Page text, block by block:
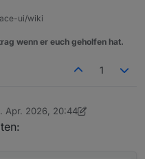
ui/wiki
wenn er euch geholfen hat.
1
Apr. 2026, 20:44
SmartStuffCoyote